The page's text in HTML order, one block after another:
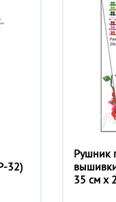
32)
Рушник
35 см x